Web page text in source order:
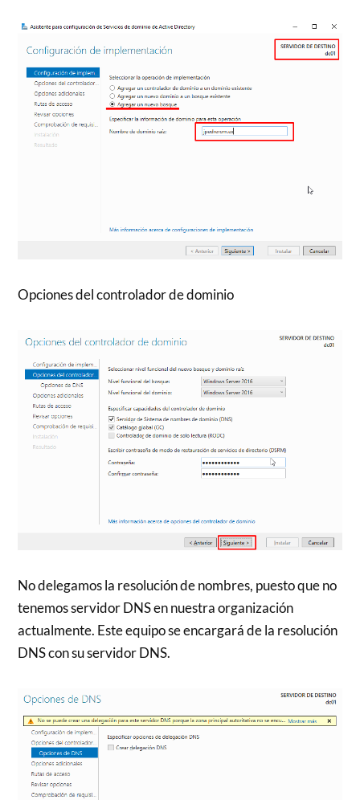
Opciones del controlador de dominio
No delegamos la resolución de nombres, puesto que no
tenemos servidor DNS en nuestra organización
actualmente. Este equipo se encargará de la resolución
DNS con su servidor DNS.